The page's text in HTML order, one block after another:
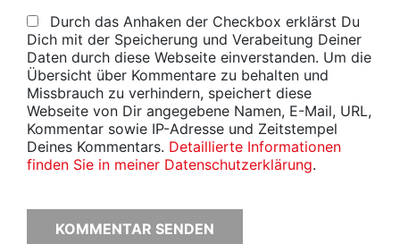
Durch das Anhaken der Checkbox erklärst Du
Dich mit der Speicherung und Verabeitung Deiner
Daten durch diese Webseite einverstanden. Um die
Übersicht über Kommentare zu behalten und
Missbrauch zu verhindern, speichert diese
Webseite von Dir angegebene Namen, E-Mail, URL,
Kommentar sowie IP-Adresse und Zeitstempel
Deines Kommentars. Detaillierte Informationen
finden Sie in meiner Datenschutzerklärung.